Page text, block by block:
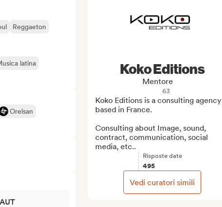
Reggaeton
latina
Orelsan
Koko Editions
Mentore
63
Koko Editions is a consulting agency
based in France.
Consulting about Image, sound,
contract, communication, social
media, etc..
Risposte date
495
Vedi curatori simili